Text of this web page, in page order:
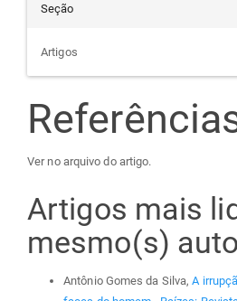
Seção
Artigos
Ver no arquivo do artigo.
Artigos mais
mesmo(s)
Antônio Gomes da Silva,A